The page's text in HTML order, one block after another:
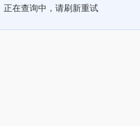
正在查询中，请刷新重试